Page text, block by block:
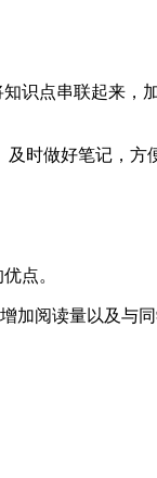
知识点串联起来，
时做好笔记，方
点。
阅读量以及与